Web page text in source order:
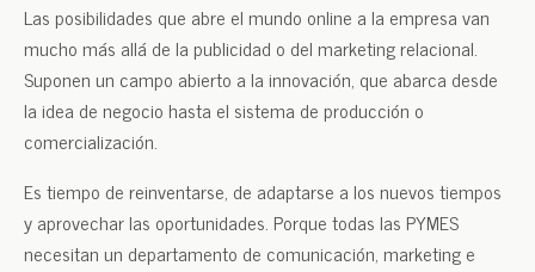
Las posibilidades que abre el mundo online a la empresa van
mucho más allá de la publicidad o del marketing relacional.
Suponen un campo abierto a la innovación, que abarca desde
la idea de negocio hasta el sistema de producción o
comercialización.
Es tiempo de reinventarse, de adaptarse a los nuevos tiempos
y aprovechar las oportunidades. Porque todas las PYMES
necesitan un departamento de comunicación, marketing e